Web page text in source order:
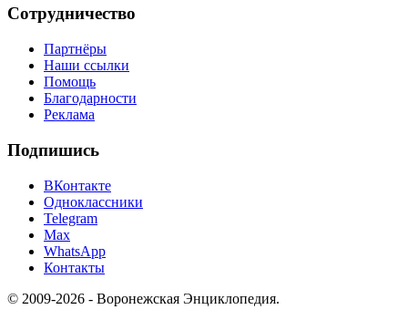
Сотрудничество
Партнёры
Наши ссылки
Помощь
Благодарности
Реклама
Подпишись
ВКонтакте
Одноклассники
Telegram
Max
WhatsApp
Контакты
© 2009-2026 - Воронежская Энциклопедия.